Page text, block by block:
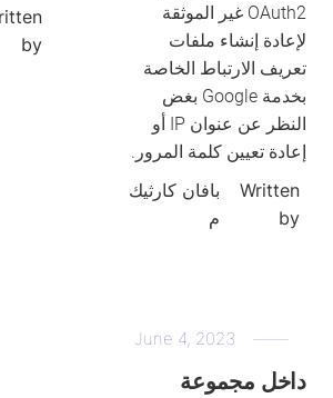
OAuth2 غير الموثقة
لإعادة إنشاء ملفات
تعريف الارتباط الخاصة
بخدمة Google بغض
النظر عن عنوان IP أو
إعادة تعيين كلمة المرور.
Written
by
بافان كارثيك
م
by
June 4, 2023
داخل مجموعة